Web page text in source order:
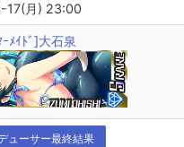
17(月) 23:00
ｰﾒｲﾄﾞ]大石泉
ューサー最終結果